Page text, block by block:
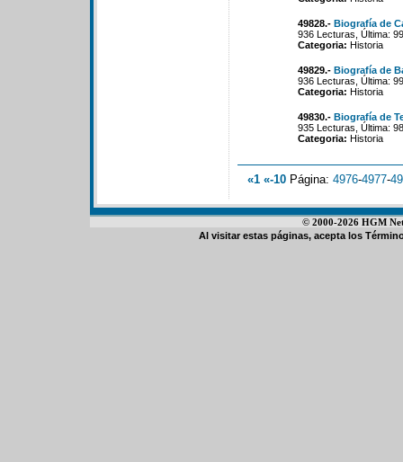
49828.- Biografía de
936 Lecturas, Última:
Categoria: Historia
49829.- Biografía de
936 Lecturas, Última:
Categoria: Historia
49830.- Biografía de
935 Lecturas, Última:
Categoria: Historia
«1 «-10 Página: 4976-4977-
© 2000-2026 HGM
Al visitar estas páginas, acepta los